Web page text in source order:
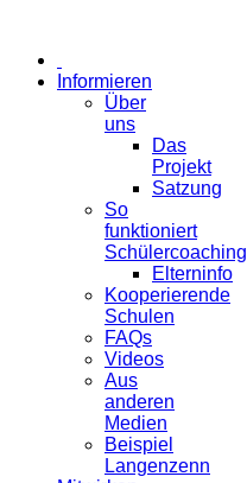
Informieren
Über
uns
Das
Projekt
Satzung
So
funktioniert
Schülercoaching
Elterninfo
Kooperierende
Schulen
FAQs
Videos
Aus
anderen
Medien
Beispiel
Langenzenn